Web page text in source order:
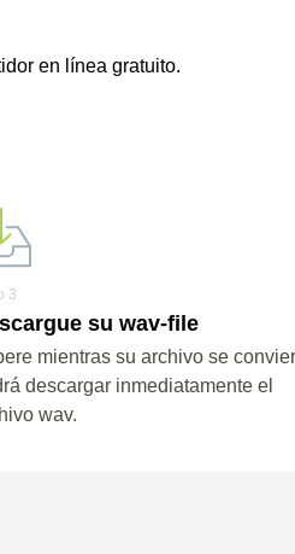
en línea gratuito.
3
su wav-file
mientras su archivo se
descargar inmediatamente el
wav.